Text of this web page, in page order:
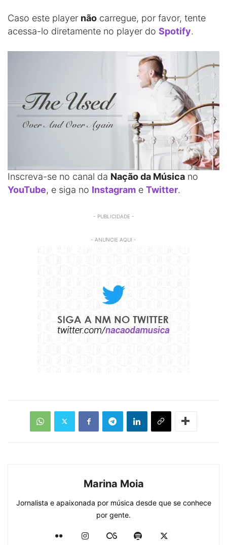
Caso este player não carregue, por favor, tente
acessa-lo diretamente no player do Spotify.
Inscreva-se no canal da Nação da Música no
YouTube, e siga no Instagram e Twitter.
- PUBLICIDADE -
- ANUNCIE AQUI -
Marina Moia
Jornalista e apaixonada por música desde que se conhece
por gente.